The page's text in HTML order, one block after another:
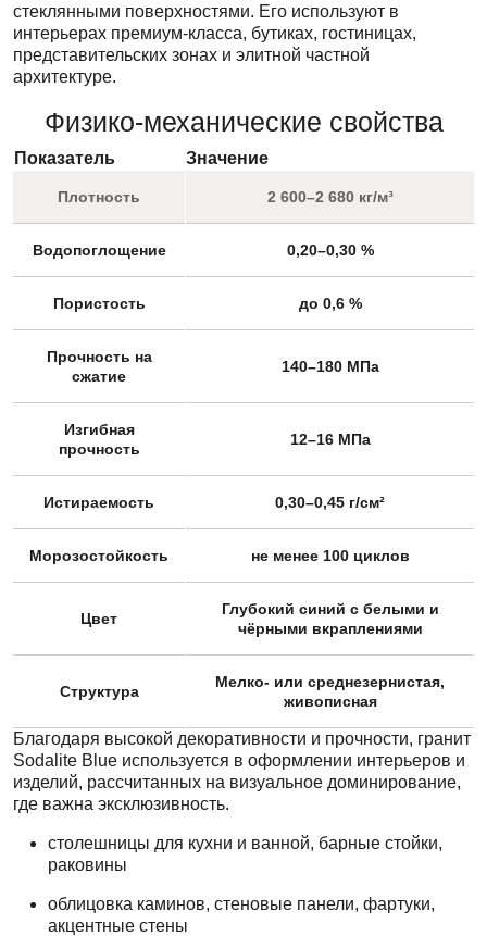
стеклянными поверхностями. Его используют в
интерьерах премиум-класса, бутиках, гостиницах,
представительских зонах и элитной частной
архитектуре.
Физико-механические свойства
Показатель Значение
Плотность 2 600–2 680 кг/м³
Водопоглощение 0,20–0,30 %
Пористость до 0,6 %
Прочность на
сжатие
140–180 МПа
Изгибная
прочность
12–16 МПа
Истираемость 0,30–0,45 г/см²
Морозостойкость не менее 100 циклов
Цвет
Глубокий синий с белыми и
чёрными вкраплениями
Структура
Мелко- или среднезернистая,
живописная
Благодаря высокой декоративности и прочности, гранит
Sodalite Blue используется в оформлении интерьеров и
изделий, рассчитанных на визуальное доминирование,
где важна эксклюзивность.
столешницы для кухни и ванной, барные стойки,
раковины
облицовка каминов, стеновые панели, фартуки,
акцентные стены